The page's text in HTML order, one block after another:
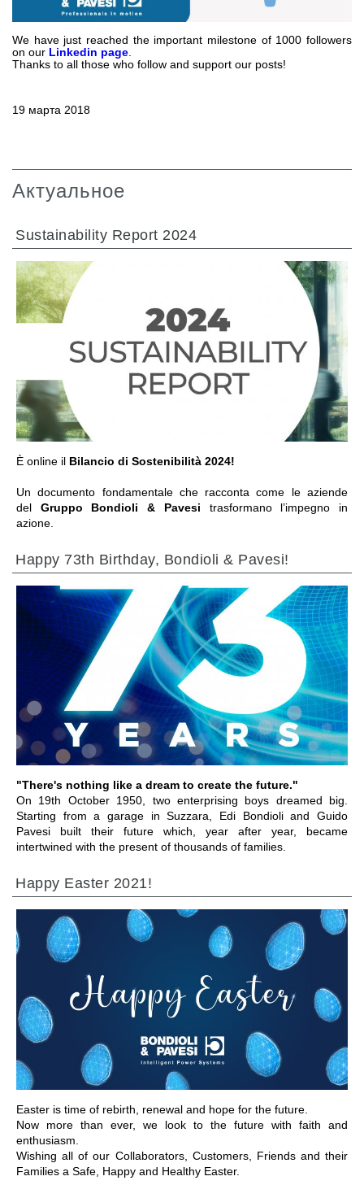
Аксиально поршневые насосы и моторы
Motori elettrici brushless - Serie MS
Радіально-поршневі двигуни
Соединительные системы
Распределители
Клапаны гидравлических линий
Электронные компоненты системы управления
Теплообмен
Системы Fan Drive
Теплообменники
We have just reached the important milestone of 1000 followers
on our Linkedin page.
Thanks to all those who follow and support our posts!
19 марта 2018
Актуальное
Sustainability Report 2024
È online il Bilancio di Sostenibilità 2024!
Un documento fondamentale che racconta come le aziende
del Gruppo Bondioli & Pavesi trasformano l’impegno in
azione.
ПЕРЕЙТИ В РАЗДЕЛ
Happy 73th Birthday, Bondioli & Pavesi!
"There's nothing like a dream to create the future."
On 19th October 1950, two enterprising boys dreamed big.
Starting from a garage in Suzzara, Edi Bondioli and Guido
Pavesi built their future which, year after year, became
intertwined with the present of thousands of families.
ПЕРЕЙТИ В РАЗДЕЛ
Happy Easter 2021!
Easter is time of rebirth, renewal and hope for the future.
Now more than ever, we look to the future with faith and
enthusiasm.
Wishing all of our Collaborators, Customers, Friends and their
Families a Safe, Happy and Healthy Easter.
ПЕРЕЙТИ В РАЗДЕЛ